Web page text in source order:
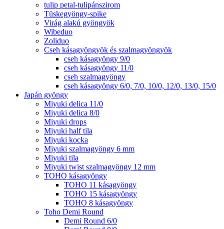
tulip petal-tulipánszirom
Tüskegyöngy-spike
Virág alakú gyöngyök
Wibeduo
Zoliduo
Cseh kásagyöngyök és szalmagyöngyök
cseh kásagyöngy 9/0
cseh kásagyöngy 11/0
cseh szalmagyöngy
cseh kásagyöngy 6/0, 7/0, 10/0, 12/0, 13/0, 15/0
Japán gyöngy
Miyuki delica 11/0
Miyuki delica 8/0
Miyuki drops
Miyuki half tila
Miyuki kocka
Miyuki szalmagyöngy 6 mm
Miyuki tila
Miyuki twist szalmagyöngy 12 mm
TOHO kásagyöngy
TOHO 11 kásagyöngy
TOHO 15 kásagyöngy
TOHO 8 kásagyöngy
Toho Demi Round
Demi Round 6/0